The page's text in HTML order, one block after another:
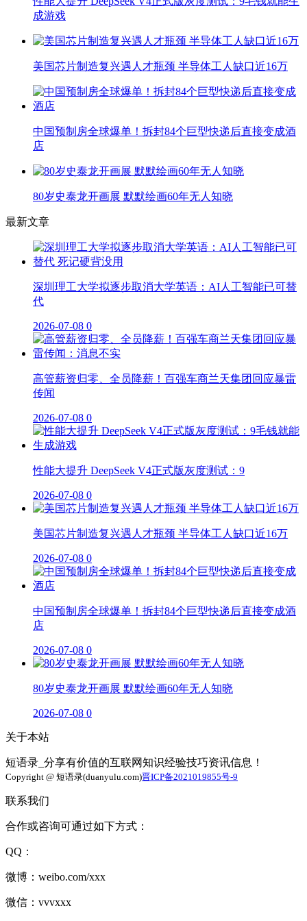
成游戏
美国芯片制造复兴遇人才瓶颈 半导体工人缺口近16万
中国预制房全球爆单！拆封84个巨型快递后直接变成酒
店
80岁史泰龙开画展 默默绘画60年无人知晓
最新文章
深圳理工大学拟逐步取消大学英语：AI人工智能已可替
代
2026-07-08 0
高管薪资归零、全员降薪！百强车商兰天集团回应暴雷
传闻
2026-07-08 0
性能大提升 DeepSeek V4正式版灰度测试：9
2026-07-08 0
美国芯片制造复兴遇人才瓶颈 半导体工人缺口近16万
2026-07-08 0
中国预制房全球爆单！拆封84个巨型快递后直接变成酒
店
2026-07-08 0
80岁史泰龙开画展 默默绘画60年无人知晓
2026-07-08 0
关于本站
短语录_分享有价值的互联网知识经验技巧资讯信息！
Copyright @ 短语录(duanyulu.com)晋ICP备2021019855号-9
联系我们
合作或咨询可通过如下方式：
QQ：
微博：weibo.com/xxx
微信：vvvxxx